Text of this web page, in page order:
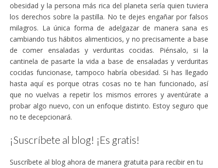
obesidad y la persona más rica del planeta sería quien tuviera
los derechos sobre la pastilla. No te dejes engañar por falsos
milagros. La única forma de adelgazar de manera sana es
cambiando tus hábitos alimenticios, y no precisamente a base
de comer ensaladas y verduritas cocidas. Piénsalo, si la
cantinela de pasarte la vida a base de ensaladas y verduritas
cocidas funcionase, tampoco habría obesidad. Si has llegado
hasta aquí es porque otras cosas no te han funcionado, así
que no vuelvas a repetir los mismos errores y aventúrate a
probar algo nuevo, con un enfoque distinto. Estoy seguro que
no te decepcionará.
¡Suscríbete al blog! ¡Es gratis!
Suscríbete al blog ahora de manera gratuita para recibir en tu